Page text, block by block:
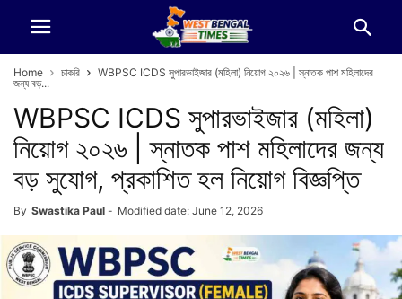
Home চাকরি
WBPSC ICDS সুপারভাইজার (মহিলা) নিয়োগ ২০২৬ | স্নাতক পাশ মহিলাদের
জন্য বড়...
WBPSC ICDS সুপারভাইজার (মহিলা)
নিয়োগ ২০২৬ | স্নাতক পাশ মহিলাদের জন্য
বড় সুযোগ, প্রকাশিত হল নিয়োগ বিজ্ঞপ্তি
By Swastika Paul - Modified date: June 12, 2026